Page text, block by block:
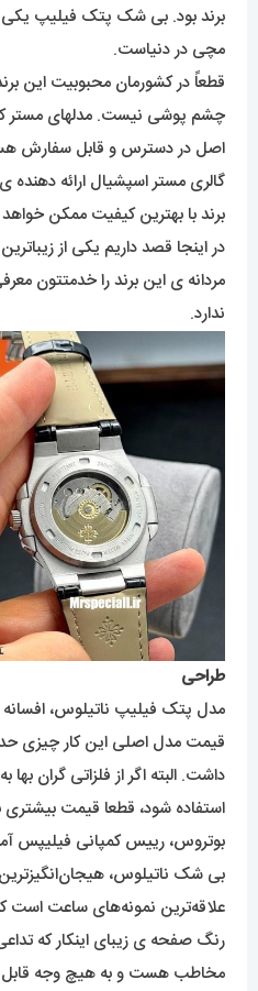
برند بود. بی شک پتک فیلیپ
مچی در دنیاست.
قطعاً در کشورمان محبوبیت این
چشم پوشی نیست. مدلهای مستر
اصل در دسترس و قابل سفارش
گالری مستر اسپشیال ارائه
برند با بهترین کیفیت ممکن خواهد
در اینجا قصد داریم یکی از
مردانه ی این برند را خدمتتون
ندارد.
طراحی
مدل پتک فیلیپ ناتیلوس،
داشت. البته اگر از فلزاتی گران
استفاده شود، قطعا قیمت
بوتروس، رییس کمپانی فیلیپس
بی شک ناتیلوس،
علاقه‌ترین نمونه‌های ساعت است
رنگ صفحه ی زیبای اینکار که تداعی
مخاطب هست و به هیچ وجه